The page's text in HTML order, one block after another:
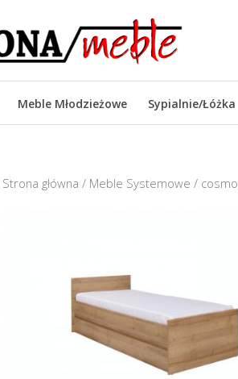
Meble Młodzieżowe Sypialnie/Łóżka
Strona główna / Meble Systemowe / cosmo